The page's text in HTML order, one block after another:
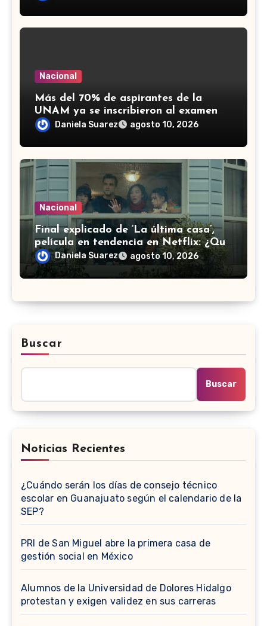
Nacional
Más del 70% de aspirantes de la
UNAM ya se inscribieron al examen
de control: ¿Cuál es la fecha límite?
Daniela Suarez agosto 10, 2026
Nacional
Final explicado de ‘La última casa’,
película en tendencia en Netflix: ¿Qué
pasa con la familia?
Daniela Suarez agosto 10, 2026
Buscar
Buscar
Noticias Recientes
¿Cuándo serán los días de consejo técnico
escolar en Guanajuato según el calendario de la
SEP?
PRI de San Miguel abre la primera casa de
gestión social en México
Alumnos de la Universidad de Dolores Hidalgo
protestan y exigen validez en sus carreras